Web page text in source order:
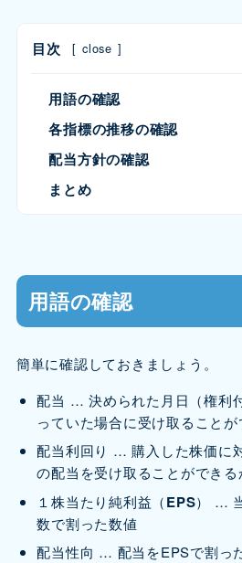
目次 [ close ]
用語の確認
各指標の推移の確認
配当方針の確認
まとめ
用語の確認
簡単に確認しておきましょう。
配当 … 決められた月日（権利
っていた場合に受け取ること
配当利回り … 購入した株価に
の配当を受け取ることができ
１株当たり純利益（EPS） …
数で割った数値
配当性向 … 配当をEPSで割っ